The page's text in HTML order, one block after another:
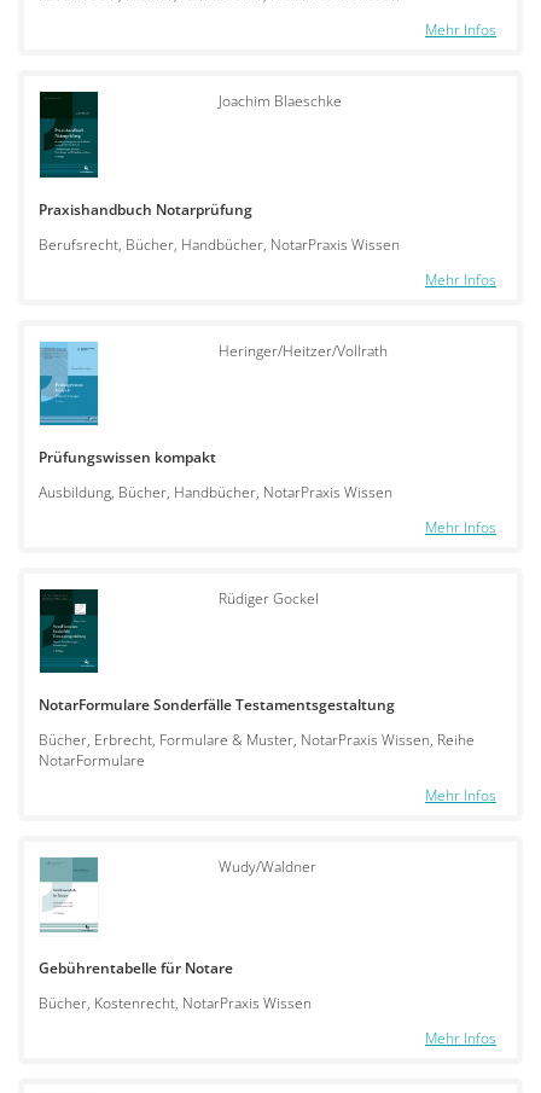
Mehr Infos
Joachim Blaeschke
Praxishandbuch Notarprüfung
Berufsrecht, Bücher, Handbücher, NotarPraxis Wissen
Mehr Infos
Heringer/Heitzer/Vollrath
Prüfungswissen kompakt
Ausbildung, Bücher, Handbücher, NotarPraxis Wissen
Mehr Infos
Rüdiger Gockel
NotarFormulare Sonderfälle Testamentsgestaltung
Bücher, Erbrecht, Formulare & Muster, NotarPraxis Wissen, Reihe
NotarFormulare
Mehr Infos
Wudy/Waldner
Gebührentabelle für Notare
Bücher, Kostenrecht, NotarPraxis Wissen
Mehr Infos